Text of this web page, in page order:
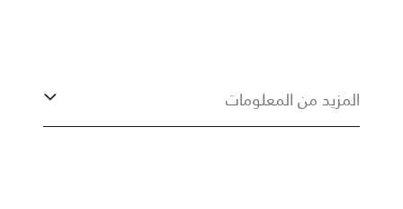
المزيد من المعلومات